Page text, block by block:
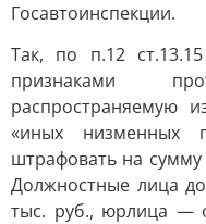
Госавтоинспекции.
Так, по п.12
признаками
распространяемую
«иных низменных
штрафовать на
Должностные лица
тыс. руб., юрлица —